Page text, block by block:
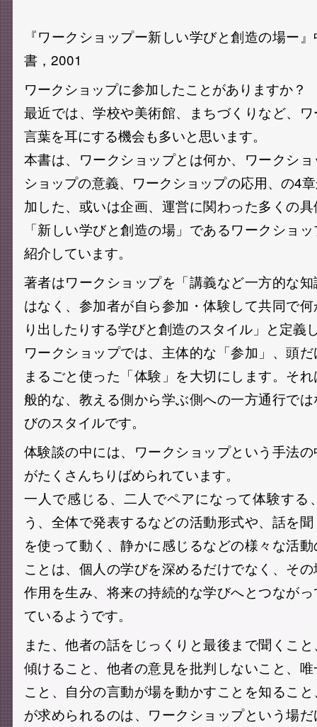
『ワークショップー新しい学びと創造の場ー
書，2001
ワークショップに参加したことがありますか？
最近では、学校や美術館、まちづくりなど、
言葉を耳にする機会も多いと思います。
本書は、ワークショップとは何か、ワークシ
ショップの意義、ワークショップの応用、の4
加した、或いは企画、運営に関わった多くの
「新しい学びと創造の場」であるワークショ
紹介しています。
著者はワークショップを「講義など一方的な
はなく、参加者が自ら参加・体験して共同で
り出したりする学びと創造のスタイル」と定義
ワークショップでは、主体的な「参加」、頭
まるごと使った「体験」を大切にします。そ
般的な、教える側から学ぶ側への一方通行で
びのスタイルです。
体験談の中には、ワークショップという手法
がたくさんちりばめられています。
一人で感じる、二人でペアになって体験する
う、全体で発表するなどの活動形式や、話を
を使って動く、静かに感じるなどの様々な活
ことは、個人の学びを深めるだけでなく、そ
作用を生み、将来の持続的な学びへとつなが
ているようです。
また、他者の話をじっくりと最後まで聞くこ
傾けること、他者の意見を批判しないこと、
こと、自分の言動が場を動かすことを知るこ
が求められるのは、ワークショップという場